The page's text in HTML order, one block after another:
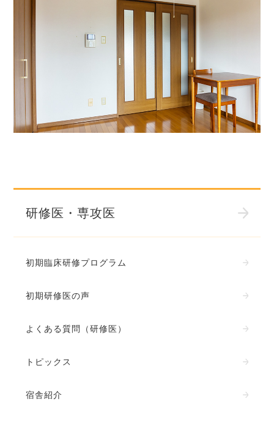
研修医・専攻医
初期臨床研修プログラム
初期研修医の声
よくある質問（研修医）
トピックス
宿舎紹介